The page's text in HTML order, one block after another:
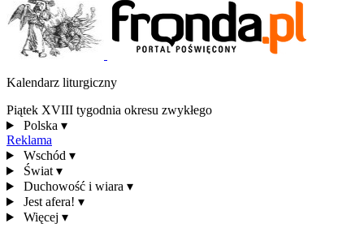
Kalendarz liturgiczny
Piątek XVIII tygodnia okresu zwykłego
Polska ▾
Reklama
Wschód ▾
Świat ▾
Duchowość i wiara ▾
Jest afera! ▾
Więcej ▾